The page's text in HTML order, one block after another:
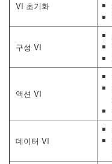
VI 초기화
구성 VI
액션 VI
데이터 VI